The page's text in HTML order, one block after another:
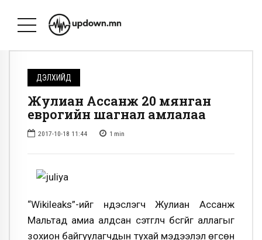
ДЭЛХИЙД
Жулиан Ассанж 20 мянган
еврогийн шагнал амлалаа
2017-10-18 11:44 1 min
“Wikileaks”-ийг үндэслэгч Жулиан Ассанж
Мальтад амиа алдсан сэтгүүлч бүсгүйг аллагыг
зохион байгуулагчдын тухай мэдээлэл өгсөн